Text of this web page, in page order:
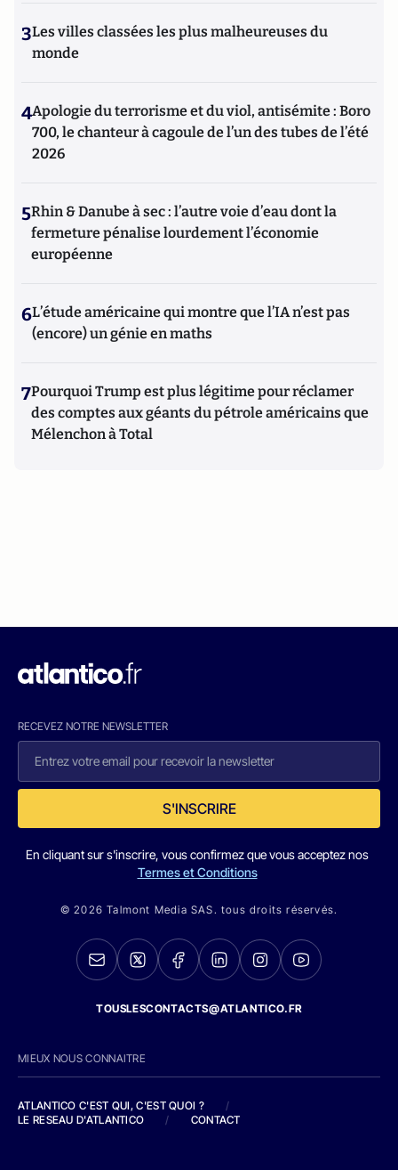
3Les villes classées les plus malheureuses du
monde
4Apologie du terrorisme et du viol, antisémite : Boro
700, le chanteur à cagoule de l’un des tubes de l’été
2026
5Rhin & Danube à sec : l’autre voie d’eau dont la
fermeture pénalise lourdement l’économie
européenne
6L’étude américaine qui montre que l’IA n’est pas
(encore) un génie en maths
7Pourquoi Trump est plus légitime pour réclamer
des comptes aux géants du pétrole américains que
Mélenchon à Total
RECEVEZ NOTRE NEWSLETTER
S'INSCRIRE
En cliquant sur s'inscrire, vous confirmez que vous acceptez nos
Termes et Conditions
© 2026 Talmont Media SAS. tous droits réservés.
TOUSLESCONTACTS@ATLANTICO.FR
MIEUX NOUS CONNAITRE
ATLANTICO C'EST QUI, C'EST QUOI ?
/
LE RESEAU D'ATLANTICO
/ CONTACT